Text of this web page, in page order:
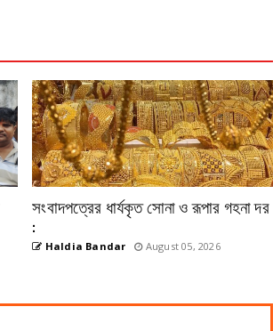
সংবাদপত্রের ধার্যকৃত সোনা ও রূপার গহনা দর
:
Haldia Bandar August 05, 2026